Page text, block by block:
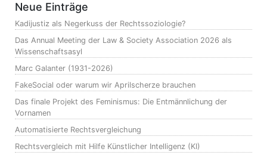
Neue Einträge
Kadijustiz als Negerkuss der Rechtssoziologie?
Das Annual Meeting der Law & Society Association 2026 als
Wissenschaftsasyl
Marc Galanter (1931-2026)
FakeSocial oder warum wir Aprilscherze brauchen
Das finale Projekt des Feminismus: Die Entmännlichung der
Vornamen
Automatisierte Rechtsvergleichung
Rechtsvergleich mit Hilfe Künstlicher Intelligenz (KI)